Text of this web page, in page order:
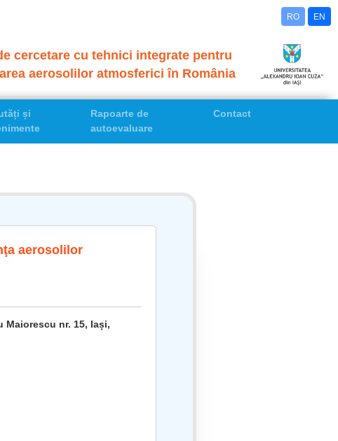
RO EN
cercetare cu tehnici integrate pentru
aerosolilor atmosferici în România
și
Rapoarte de
autoevaluare
Contact
aerosolilor
Maiorescu nr. 15, Iași,